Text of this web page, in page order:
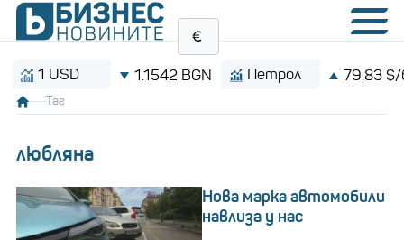
1.1542 BGN Петрол 79.83 $/барел
Таг
любляна
Нова марка автомобили
навлиза у нас